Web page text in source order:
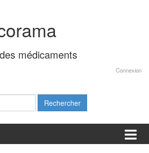
médicaments
Connexion